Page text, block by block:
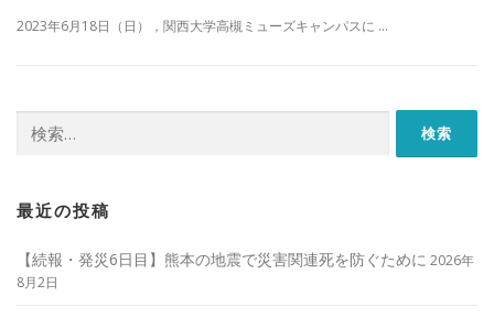
2023年6月18日（日），関西大学高槻ミューズキャンパスに …
索:
最近の投稿
【続報・発災6日目】熊本の地震で災害関連死を防ぐために 2026年
8月2日